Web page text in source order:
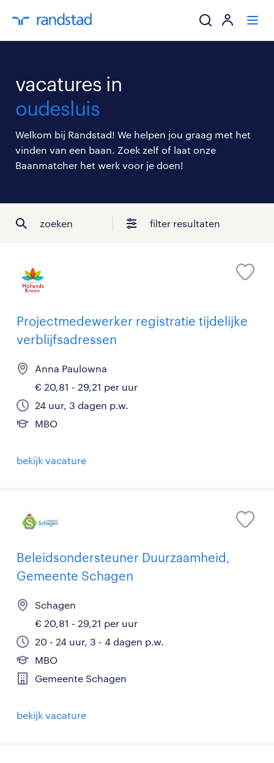
mijn carrière
over randstad
vacatures in
oudesluis
Welkom bij Randstad! We helpen jou graag met het
vinden van een baan. Zoek zelf of laat onze
Baanmatcher het werk voor je doen!
zoeken filter resultaten
Projectmedewerker registratie tijdelijke
verblijfsadressen
Anna Paulowna
€ 20,81 - 29,21 per uur
24 uur, 3 dagen p.w.
MBO
bekijk vacature
Beleidsondersteuner Duurzaamheid,
Gemeente Schagen
Schagen
€ 20,81 - 29,21 per uur
20 - 24 uur, 3 - 4 dagen p.w.
MBO
Gemeente Schagen
bekijk vacature